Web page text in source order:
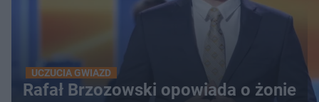
UCZUCIA GWIAZD
Rafał Brzozowski opowiada o żonie